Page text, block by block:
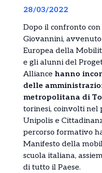
28/03/2022
Dopo il confronto
Giovannini,
Europea della
e gli alunni del
Alliance hanno
delle
metropolitana di
torinesi, coinvolti nel
Unipolis e
percorso formativo
Manifesto della
scuola italiana,
di tutto il Paese.